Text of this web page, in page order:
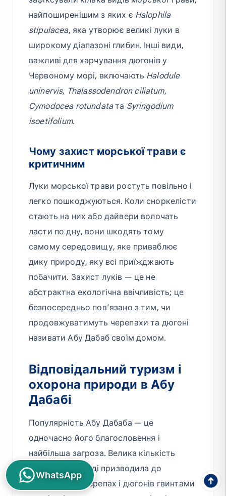
найпоширенішим з яких є Halophila
stipulacea, яка утворює великі луки в
широкому діапазоні глибин. Інші види,
важливі для харчування дюгонів у
Червоному морі, включають Halodule
uninervis, Thalassodendron ciliatum,
Cymodocea rotundataта Syringodium
isoetifolium.
Чому захист морської трави є
критичним
Луки морської трави ростуть повільно і
легко пошкоджуються. Коли сноркелісти
стають на них або дайвери волочать
ласти по дну, вони шкодять тому
самому середовищу, яке приваблює
дику природу, яку всі приїжджають
побачити. Захист луків — це не
абстрактна екологічна ввічливість; це
безпосередньо пов’язано з тим, чи
продовжуватимуть черепахи та дюгоні
називати Абу Дабаб своїм домом.
Відповідальний туризм і
охорона природи в Абу
Дабабі
Популярність Абу Дабаба — це
одночасно його благословення і
найбільша загроза. Велика кількість
відвідувачів іноді призводила до
травмування черепах і дюгонів гвинтами
WhatsApp